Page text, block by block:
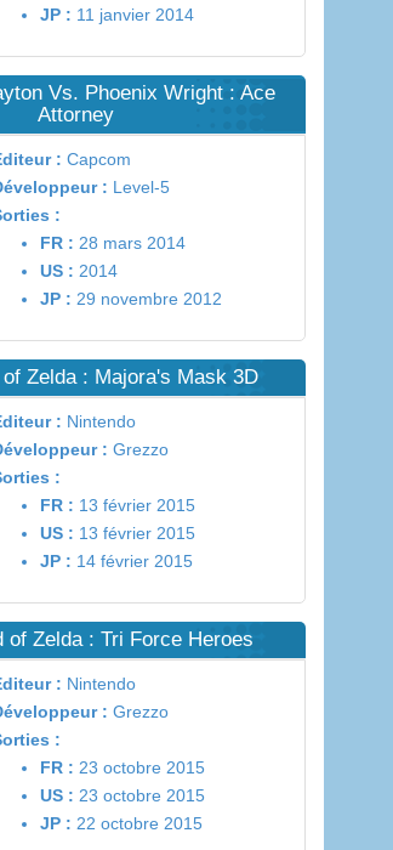
JP : 11 janvier 2014
Vs. Phoenix Wright : Ace
Attorney
: Capcom
: Level-5
:
FR : 28 mars 2014
US : 2014
JP : 29 novembre 2012
Zelda : Majora's Mask 3D
: Nintendo
: Grezzo
:
FR : 13 février 2015
US : 13 février 2015
JP : 14 février 2015
of Zelda : Tri Force Heroes
: Nintendo
: Grezzo
:
FR : 23 octobre 2015
US : 23 octobre 2015
JP : 22 octobre 2015